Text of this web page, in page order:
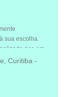
sua escolha.
rico em
Curitiba -